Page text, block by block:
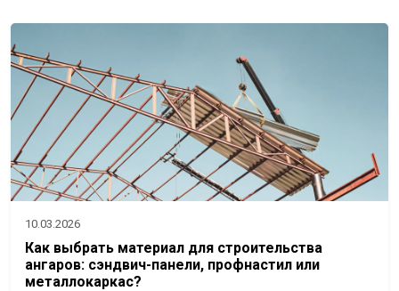
10.03.2026
Как выбрать материал для строительства
ангаров: сэндвич-панели, профнастил или
металлокаркас?